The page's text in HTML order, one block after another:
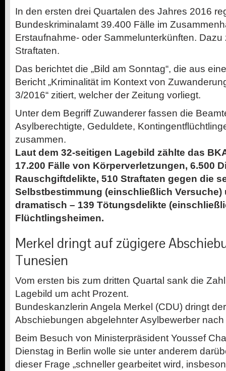
In den ers­ten drei Quar­ta­len des ­Jahres 2016
Bundeskriminalamt 39.400 Fälle im
Erstaufnahme- oder Sammelunterkünften.
Straftaten.
Das berichtet die „Bild am Sonntag“, die aus
Bericht „Kriminalität im Kontext von
3/2016“ zitiert, welcher der Zeitung vorliegt.
Unter dem Begriff Zuwanderer fassen die
Asylberechtigte, Geduldete,
zusammen.
Laut dem 32-seitigen Lagebild zählte das
17.200 Fälle von Körperverletzungen, 6.500
Rauschgiftdelikte, 510 Straftaten gegen die
Selbstbestimmung (einschließlich Versuche)
dramatisch – 139 Tötungsdelikte
Flüchtlingsheimen.
Merkel dringt auf zügigere
Tunesien
Vom ersten bis zum dritten Quartal sank die
Lagebild um acht Prozent.
Bundeskanzlerin Angela Merkel (CDU) dringt
Abschiebungen abgelehnter Asylbewerber
Beim Besuch von Ministerpräsident Youssef
Dienstag in Berlin wolle sie unter anderem
dieser Frage „schneller gearbeitet wird,